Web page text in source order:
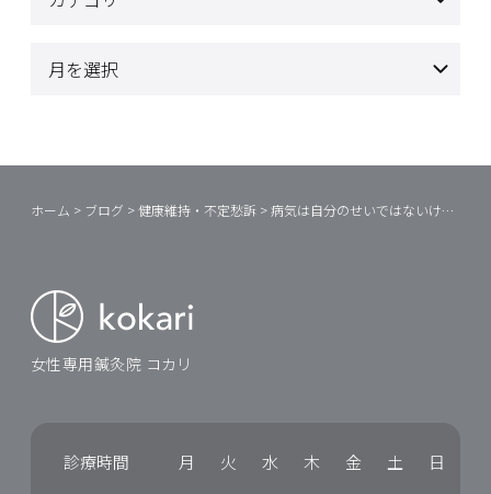
ホーム > ブログ >健康維持・不定愁訴 >病気は自分のせいではないけれど・・
女性専用鍼灸院 コカリ
診療時間 月 火 水 木 金 土 日